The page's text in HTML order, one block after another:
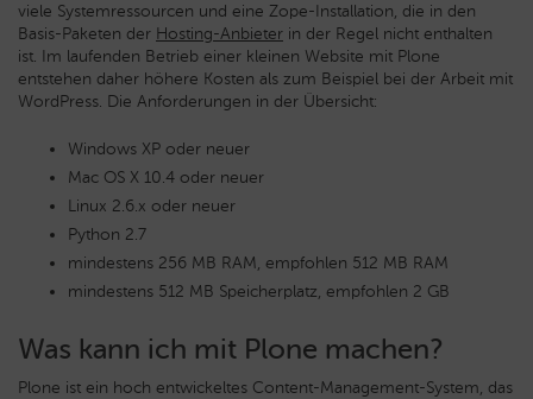
viele Systemressourcen und eine Zope-Installation, die in den
Basis-Paketen der Hosting-Anbieter in der Regel nicht enthalten
ist. Im laufenden Betrieb einer kleinen Website mit Plone
entstehen daher höhere Kosten als zum Beispiel bei der Arbeit mit
WordPress. Die Anforderungen in der Übersicht:
Windows XP oder neuer
Mac OS X 10.4 oder neuer
Linux 2.6.x oder neuer
Python 2.7
mindestens 256 MB RAM, empfohlen 512 MB RAM
mindestens 512 MB Speicherplatz, empfohlen 2 GB
Was kann ich mit Plone machen?
Plone ist ein hoch entwickeltes Content-Management-System, das